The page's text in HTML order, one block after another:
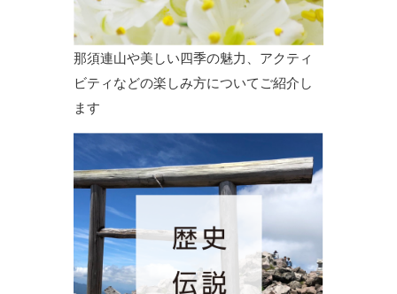
那須連山や美しい四季の魅力、アクティ
ビティなどの楽しみ方についてご紹介し
ます